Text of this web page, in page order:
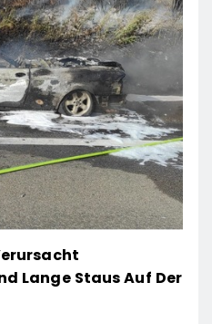
Lange Staus Auf Der